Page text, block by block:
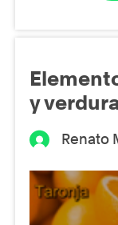
y
Renato